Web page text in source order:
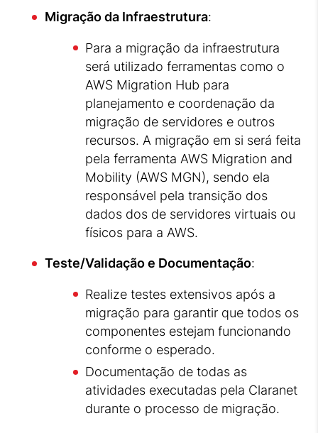
Migração da Infraestrutura:
Para a migração da infraestrutura
será utilizado ferramentas como o
AWS Migration Hub para
planejamento e coordenação da
migração de servidores e outros
recursos. A migração em si será feita
pela ferramenta AWS Migration and
Mobility (AWS MGN), sendo ela
responsável pela transição dos
dados dos de servidores virtuais ou
físicos para a AWS.
Teste/Validação e Documentação:
Realize testes extensivos após a
migração para garantir que todos os
componentes estejam funcionando
conforme o esperado.
Documentação de todas as
atividades executadas pela Claranet
durante o processo de migração.